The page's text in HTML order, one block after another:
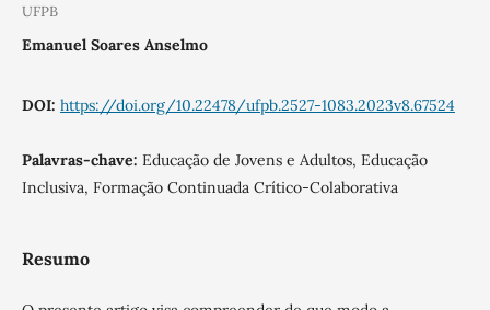
UFPB
Emanuel Soares Anselmo
DOI: https://doi.org/10.22478/ufpb.2527-1083.2023v8.67524
Palavras-chave: Educação de Jovens e Adultos, Educação
Inclusiva, Formação Continuada Crítico-Colaborativa
Resumo